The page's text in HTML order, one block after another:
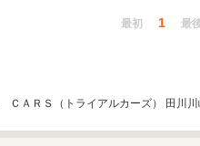
最初 1 最
ＣＡＲＳ（トライアルカーズ） 田川